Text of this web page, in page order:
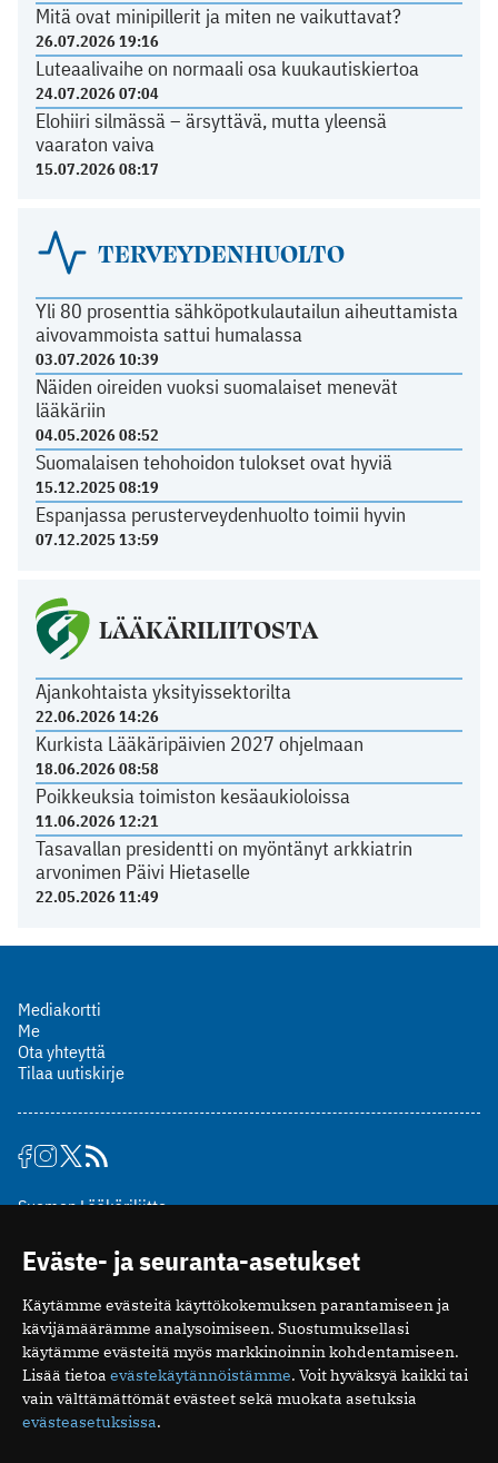
Mitä ovat minipillerit ja miten ne vaikuttavat?
26.07.2026 19:16
Luteaalivaihe on normaali osa kuukautiskiertoa
24.07.2026 07:04
Elohiiri silmässä – ärsyttävä, mutta yleensä
vaaraton vaiva
15.07.2026 08:17
TERVEYDENHUOLTO
Yli 80 prosenttia sähköpotkulautailun aiheuttamista
aivovammoista sattui humalassa
03.07.2026 10:39
Näiden oireiden vuoksi suomalaiset menevät
lääkäriin
04.05.2026 08:52
Suomalaisen tehohoidon tulokset ovat hyviä
15.12.2025 08:19
Espanjassa perusterveydenhuolto toimii hyvin
07.12.2025 13:59
LÄÄKÄRILIITOSTA
Ajankohtaista yksityissektorilta
22.06.2026 14:26
Kurkista Lääkäripäivien 2027 ohjelmaan
18.06.2026 08:58
Poikkeuksia toimiston kesäaukioloissa
11.06.2026 12:21
Tasavallan presidentti on myöntänyt arkkiatrin
arvonimen Päivi Hietaselle
22.05.2026 11:49
Mediakortti
Me
Ota yhteyttä
Tilaa uutiskirje
Suomen Lääkäriliitto
00510 Helsinki
puh. (09) 393 091
toimitus@potilaanlaakarilehti.fi
ISSN 2323-9476
Eväste- ja seuranta-asetukset
Käytämme evästeitä käyttökokemuksen parantamiseen ja
kävijämäärämme analysoimiseen. Suostumuksellasi
käytämme evästeitä myös markkinoinnin kohdentamiseen.
Lisää tietoa evästekäytännöistämme. Voit hyväksyä kaikki tai
vain välttämättömät evästeet sekä muokata asetuksia
evästeasetuksissa.